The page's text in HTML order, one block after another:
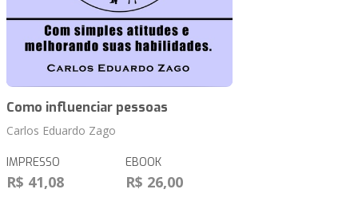
Como influenciar pessoas
Carlos Eduardo Zago
IMPRESSO
R$ 41,08
EBOOK
R$ 26,00